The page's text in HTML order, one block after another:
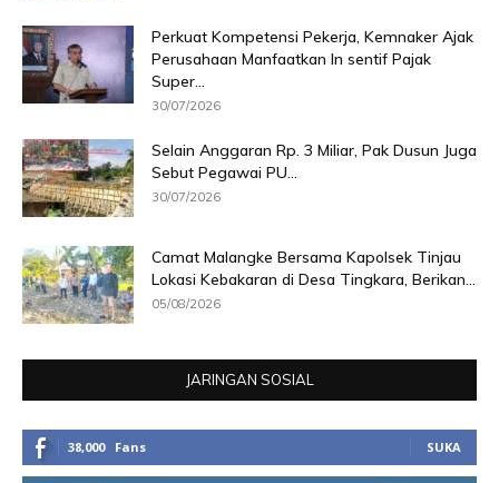
Perkuat Kompetensi Pekerja, Kemnaker Ajak
Perusahaan Manfaatkan In sentif Pajak
Super...
30/07/2026
Selain Anggaran Rp. 3 Miliar, Pak Dusun Juga
Sebut Pegawai PU...
30/07/2026
Camat Malangke Bersama Kapolsek Tinjau
Lokasi Kebakaran di Desa Tingkara, Berikan...
05/08/2026
JARINGAN SOSIAL
38,000 Fans SUKA